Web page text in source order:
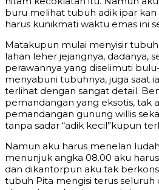
buru melihat tubuh adik ipar kan
harus kunikmati waktu emas ini
Matakupun mulai menyisir
lahan leher jejangnya, dadanya,
perawannya yang diselimuti
menyabuni tubuhnya, juga saat
terlihat dengan sangat detail.
pemandangan yang eksotis, tak
pemandangan gunung willis
tanpa sadar “adik kecil”kupun
Namun aku harus menelan
menunjuk angka 08.00 aku
dan dikantorpun aku tak
tubuh Pita mengisi terus seluruh